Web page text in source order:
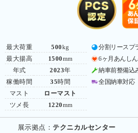
最大荷重
最大揚高
年式
稼働時間
マスト
ツメ長
500kg
1500mm
2023年
35時間
ローマスト
1220mm
分割リースプ
6ヶ月あんし
納車前整備込
全国納車対応
展示拠点： テクニカルセンター